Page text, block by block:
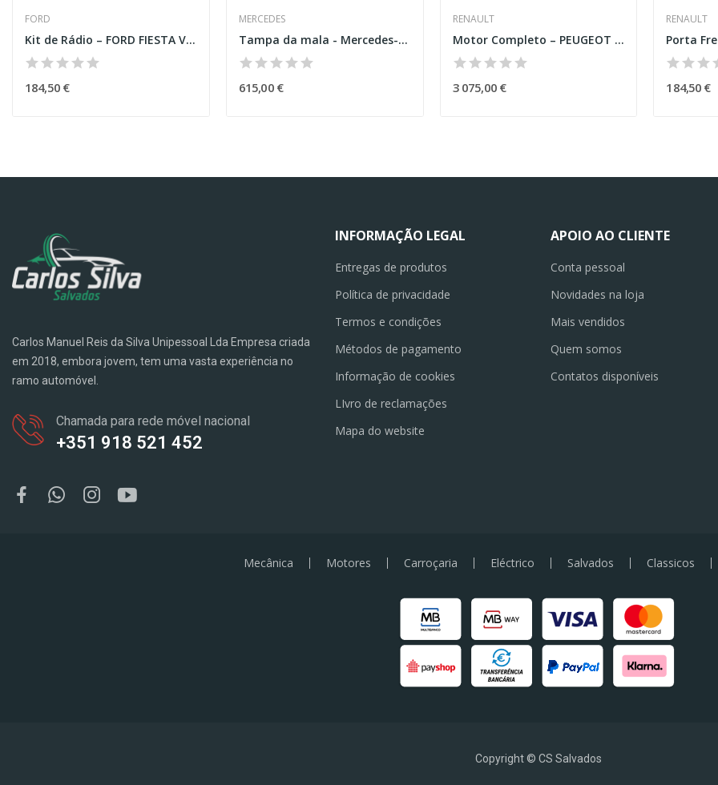
FORD
Kit de Rádio – FORD FIESTA VI VAN
184,50 €
MERCEDES
Tampa da mala - Mercedes-Benz GLA (X156)
615,00 €
RENAULT
Motor Completo – PEUGEOT 508 SW II (FC_.FJ_.F4_)
3 075,00 €
RENAULT
184,50 €
Carlos Manuel Reis da Silva Unipessoal Lda Empresa criada
em 2018, embora jovem, tem uma vasta experiência no
ramo automóvel.
Chamada para rede móvel nacional
+351 918 521 452
INFORMAÇÃO LEGAL
Entregas de produtos
Política de privacidade
Termos e condições
Métodos de pagamento
Informação de cookies
LIvro de reclamações
Mapa do website
APOIO AO CLIENTE
Conta pessoal
Novidades na loja
Mais vendidos
Quem somos
Contatos disponíveis
Mecânica Motores Carroçaria Eléctrico Salvados Classicos
Copyright © CS Salvados